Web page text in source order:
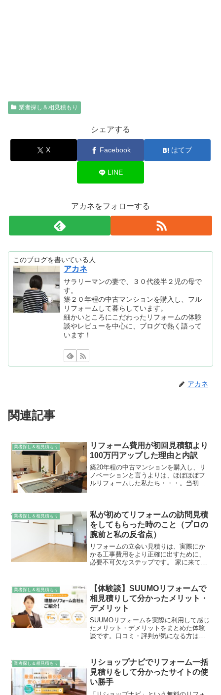
業者探し＆相見積もり
シェアする
X Facebook はてブ
LINE
アカネをフォローする
このブログを書いている人
アカネ
サラリーマンの妻で、３０代後半２児の母で
す。
築２０年程の中古マンションを購入し、フル
リフォームして暮らしています。
細かいところにこだわったリフォームの体験
談やレビューを中心に、ブログで熱く語って
います！
アカネ
関連記事
業者探し＆相見積もり
リフォーム費用が初回見積額より
100万円アップした理由と内訳
築20年程の中古マンションを購入し、リ
ノベーションと言うよりは、ほぼほぼフ
ルリフォームした私たち・・・。当初の
りが甘す...
業者探し＆相見積もり
私が初めてリフォームの訪問見積
をしてもらった時のこと（プロの
腕前と私の反省点）
リフォームの立会い見積りは、実際にか
かる工事費用をより正確に出すために、
必要不可欠なステップです。 家に来ても
よく分からないけど、とりあえず来ても
らえばいいの？ リフ...
業者探し＆相見積もり
【体験談】SUUMOリフォームで
相見積りして分かったメリット・
デメリット
SUUMOリフォームを実際に利用して感じ
たメリット・デメリットをまとめた体験
談です。口コミ・評判が気になる方は要
業者探し＆相見積もり
リショップナビでリフォーム一括
見積りをして分かったサイトの使
い勝手